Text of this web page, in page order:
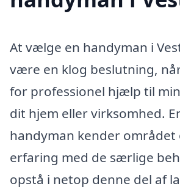
At vælge en handyman i
være en klog beslutning,
for professionel hjælp til
dit hjem eller virksomhed.
handyman kender området
erfaring med de særlige
opstå i netop denne del af